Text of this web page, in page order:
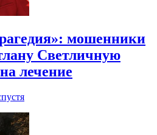
мошенники
Светличную
лечение